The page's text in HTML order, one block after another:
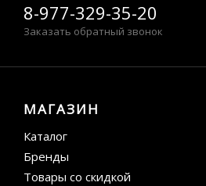
8-977-329-35-20
Заказать обратный звонок
МАГАЗИН
Каталог
Бренды
Товары со скидкой